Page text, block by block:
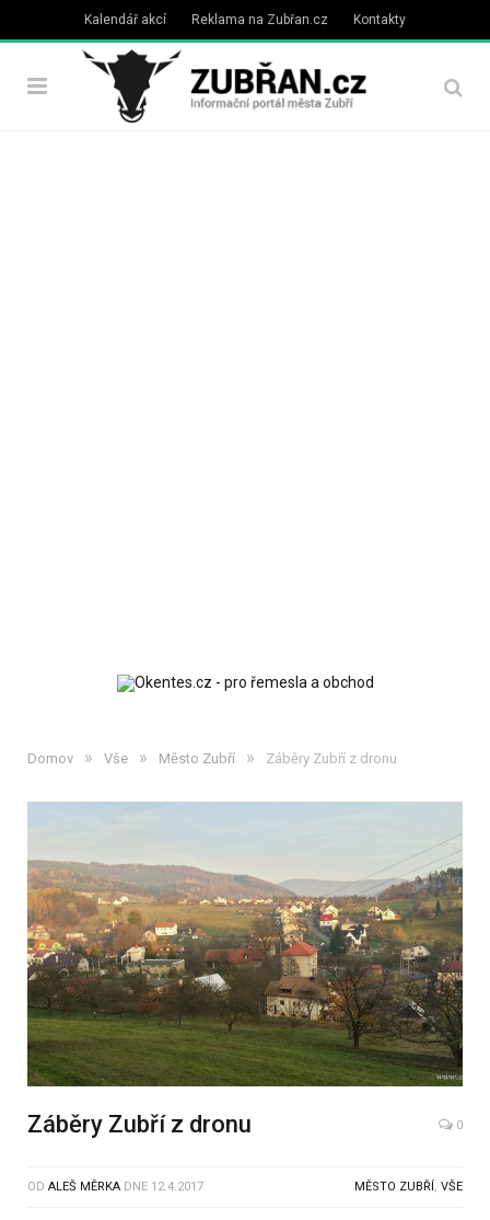
Kalendář akcí Reklama na Zubřan.cz Kontakty
Domov » Vše » Město Zubří » Záběry Zubří z dronu
Záběry Zubří z dronu 0
OD ALEŠ MĚRKA DNE 12.4.2017 MĚSTO ZUBŘÍ , VŠE